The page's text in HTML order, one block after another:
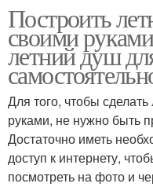
Построить
своими
летний душ
Для того, чтобы
руками, не нужно быть
Достаточно иметь
доступ к интернету,
посмотреть на фото и